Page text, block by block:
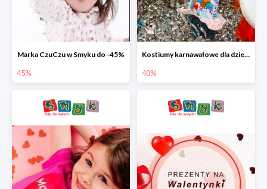
Marka CzuCzu w Smyku do -45%
45%
Kostiumy karnawałowe dla dzieci w Smyku do -40%
40%